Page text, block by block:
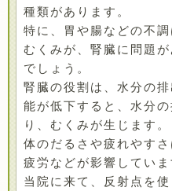
種類があります。
特に、胃や腸などの不調
むくみが、腎臓に問題
でしょう。
腎臓の役割は、水分の
能が低下すると、水分
り、むくみが生じます。
体のだるさや疲れやす
疲労などが影響していま
当院に来て、反射点を